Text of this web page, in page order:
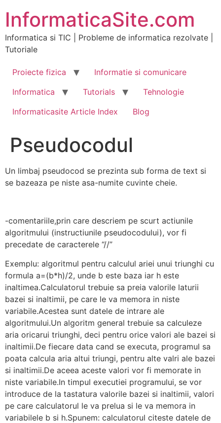
content
InformaticaSite.com
Informatica si TIC | Probleme de informatica rezolvate |
Tutoriale
Proiecte fizica
Informatie si comunicare
Informatica
Tutorials
Tehnologie
Informaticasite Article Index
Blog
Pseudocodul
Un limbaj pseudocod se prezinta sub forma de text si
se bazeaza pe niste asa-numite cuvinte cheie.
-comentariile,prin care descriem pe scurt actiunile
algoritmului (instructiunile pseudocodului), vor fi
precedate de caracterele “//”
Exemplu: algoritmul pentru calculul ariei unui triunghi cu
formula a=(b*h)/2, unde b este baza iar h este
inaltimea.Calculatorul trebuie sa preia valorile laturii
bazei si inaltimii, pe care le va memora in niste
variabile.Acestea sunt datele de intrare ale
algoritmului.Un algoritm general trebuie sa calculeze
aria oricarui triunghi, deci pentru orice valori ale bazei si
inaltimii.De fiecare data cand se executa, programul sa
poata calcula aria altui triungi, pentru alte valri ale bazei
si inaltimii.De aceea aceste valori vor fi memorate in
niste variabile.In timpul executiei programului, se vor
introduce de la tastatura valorile bazei si inaltimii, valori
pe care calculatorul le va prelua si le va memora in
variabilele b si h.Spunem: calculatorul citeste datele de